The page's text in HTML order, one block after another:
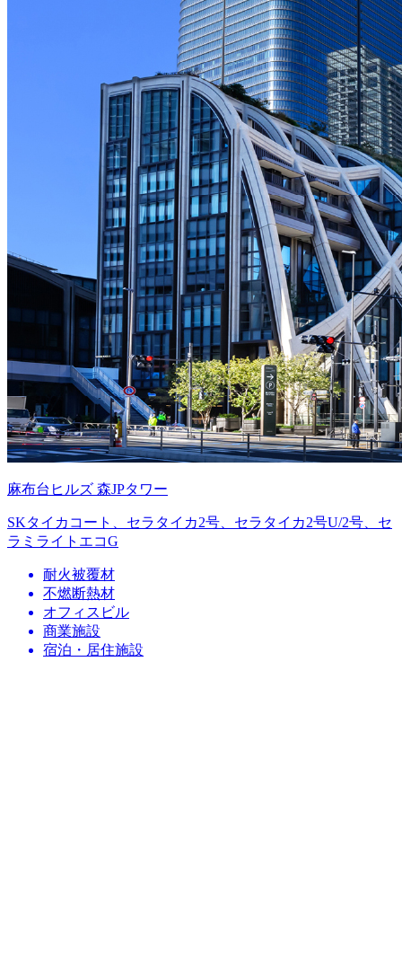
麻布台ヒルズ 森JPタワー
SKタイカコート、セラタイカ2号、セラタイカ2号U/2号、セ
ラミライトエコG
耐火被覆材
不燃断熱材
オフィスビル
商業施設
宿泊・居住施設